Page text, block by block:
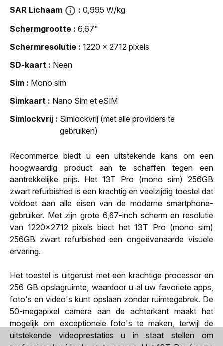
SAR Lichaam
0,995 W/kg
Schermgrootte
6,67"
Schermresolutie
1220 x 2712 pixels
SD-kaart
Neen
Sim
Mono sim
Simkaart
Nano Sim et eSIM
Simlockvrij
Simlockvrij (met alle providers te
gebruiken)
Recommerce biedt u een uitstekende kans om een
hoogwaardig product aan te schaffen tegen een
aantrekkelijke prijs. Het 13T Pro (mono sim) 256GB
zwart refurbished is een krachtig en veelzijdig toestel dat
voldoet aan alle eisen van de moderne smartphone-
gebruiker. Met zijn grote 6,67-inch scherm en resolutie
van 1220x2712 pixels biedt het 13T Pro (mono sim)
256GB zwart refurbished een ongeëvenaarde visuele
ervaring.
Het toestel is uitgerust met een krachtige processor en
256 GB opslagruimte, waardoor u al uw favoriete apps,
foto's en video's kunt opslaan zonder ruimtegebrek. De
50-megapixel camera aan de achterkant maakt het
mogelijk om exceptionele foto's te maken, terwijl de
uitstekende videoprestaties u in staat stellen om